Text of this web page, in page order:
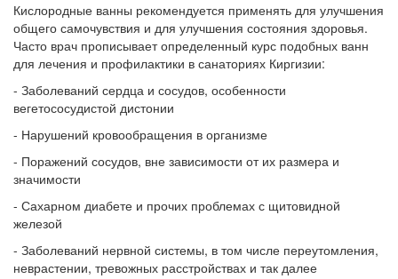
Кислородные ванны рекомендуется применять для улучшения
общего самочувствия и для улучшения состояния здоровья.
Часто врач прописывает определенный курс подобных ванн
для лечения и профилактики в санаториях Киргизии:
- Заболеваний сердца и сосудов, особенности
вегетососудистой дистонии
- Нарушений кровообращения в организме
- Поражений сосудов, вне зависимости от их размера и
значимости
- Сахарном диабете и прочих проблемах с щитовидной
железой
- Заболеваний нервной системы, в том числе переутомления,
неврастении, тревожных расстройствах и так далее